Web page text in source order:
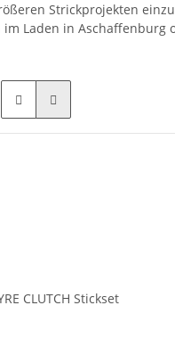
Strickprojekten
Laden in Aschaffenburg